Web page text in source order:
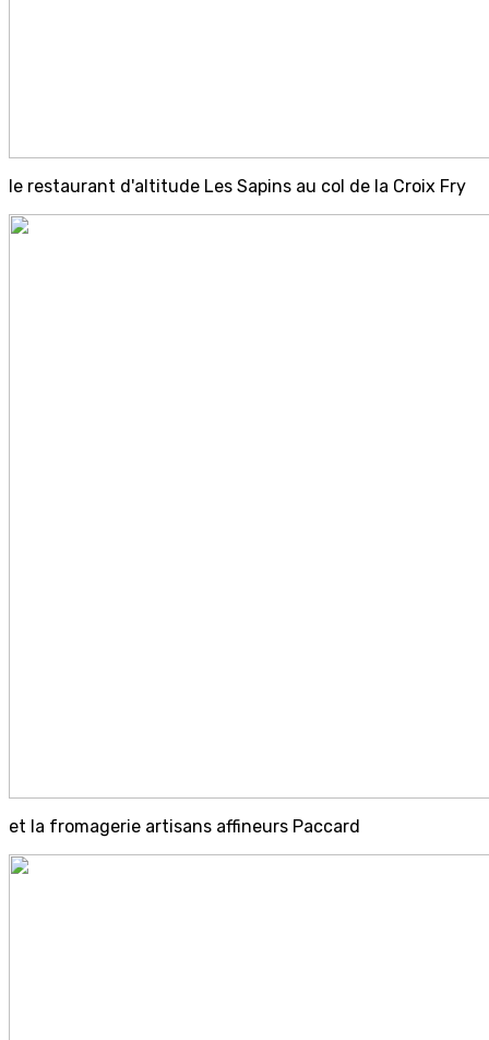
le restaurant d'altitude Les Sapins au col de la Croix Fry
et la fromagerie artisans affineurs Paccard